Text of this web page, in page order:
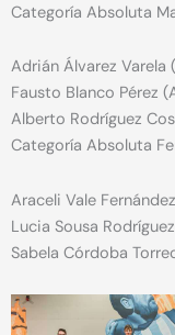
Categoría Absoluta
Adrián Álvarez Varela
Fausto Blanco Pérez
Alberto Rodríguez
Categoría Absoluta
Araceli Vale
Lucia Sousa
Sabela Córdoba